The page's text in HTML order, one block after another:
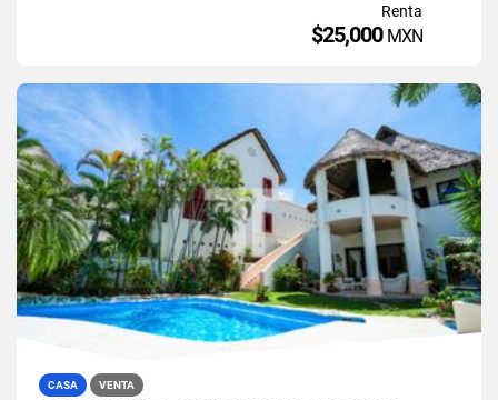
Renta
$25,000 MXN
CASA VENTA